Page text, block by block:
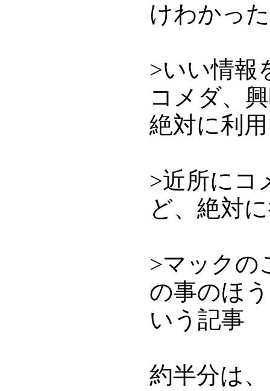
けわかっ
>いい情報
コメダ、
絶対に利
>近所にコ
ど、絶対
>マックの
の事のほ
いう記事
約半分は